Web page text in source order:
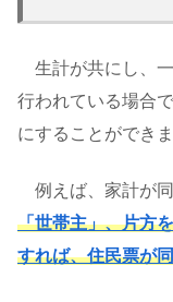
生計が共にし、
行われている場合
にすることができま
例えば、家計が同
「世帯主」、片方
すれば、住民票が